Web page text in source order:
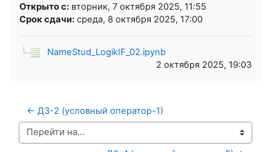
Открыто с: вторник, 7 октября 2025, 11:55
Срок сдачи: среда, 8 октября 2025, 17:00
NameStud_LogikIF_02.ipynb
2 октября 2025, 19:03
← ДЗ-2 (условный оператор-1)
Перейти на...